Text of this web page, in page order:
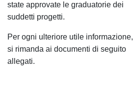
state approvate le graduatorie dei
suddetti progetti.
Per ogni ulteriore utile informazione,
si rimanda ai documenti di seguito
allegati.